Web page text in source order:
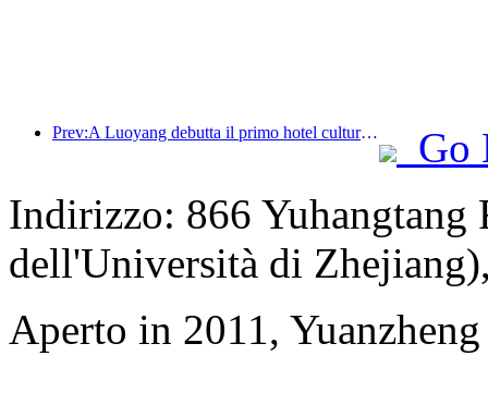
Prev:A Luoyang debutta il primo hotel culturale a tema teatrale del paese.
Go
Indirizzo: 866 Yuhangtang
dell'Università di
Aperto in 2011,